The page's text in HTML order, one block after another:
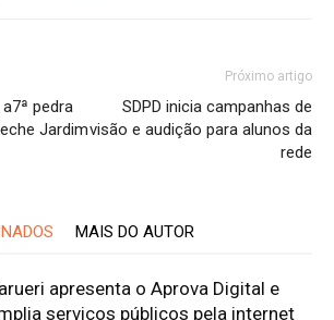
pedra
Jardim
Próximo artigo
SDPD inicia campanhas de
visão e audição para alunos da
rede
MAIS DO AUTOR
apresenta o Aprova Digital e
serviços públicos pela internet